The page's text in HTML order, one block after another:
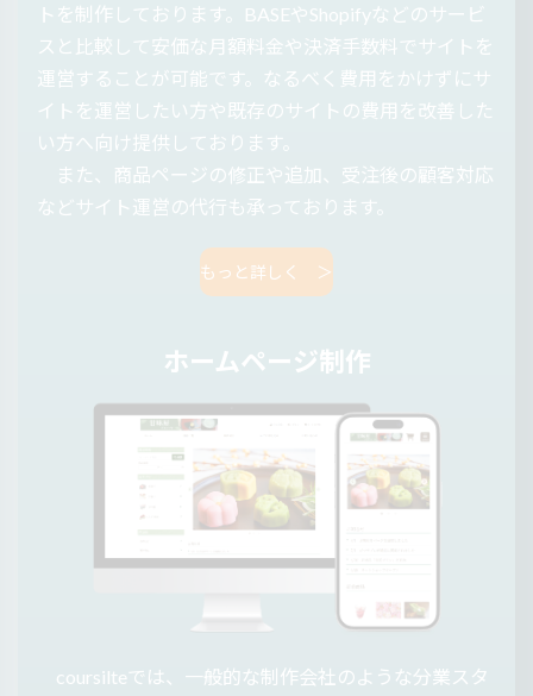
トを制作しております。BASEやShopifyなどのサービ
スと比較して安価な月額料金や決済手数料でサイトを
運営することが可能です。なるべく費用をかけずにサ
イトを運営したい方や既存のサイトの費用を改善した
い方へ向け提供しております。
また、商品ページの修正や追加、受注後の顧客対応
などサイト運営の代行も承っております。
もっと詳しく ＞
ホームページ制作
coursilteでは、一般的な制作会社のような分業スタ